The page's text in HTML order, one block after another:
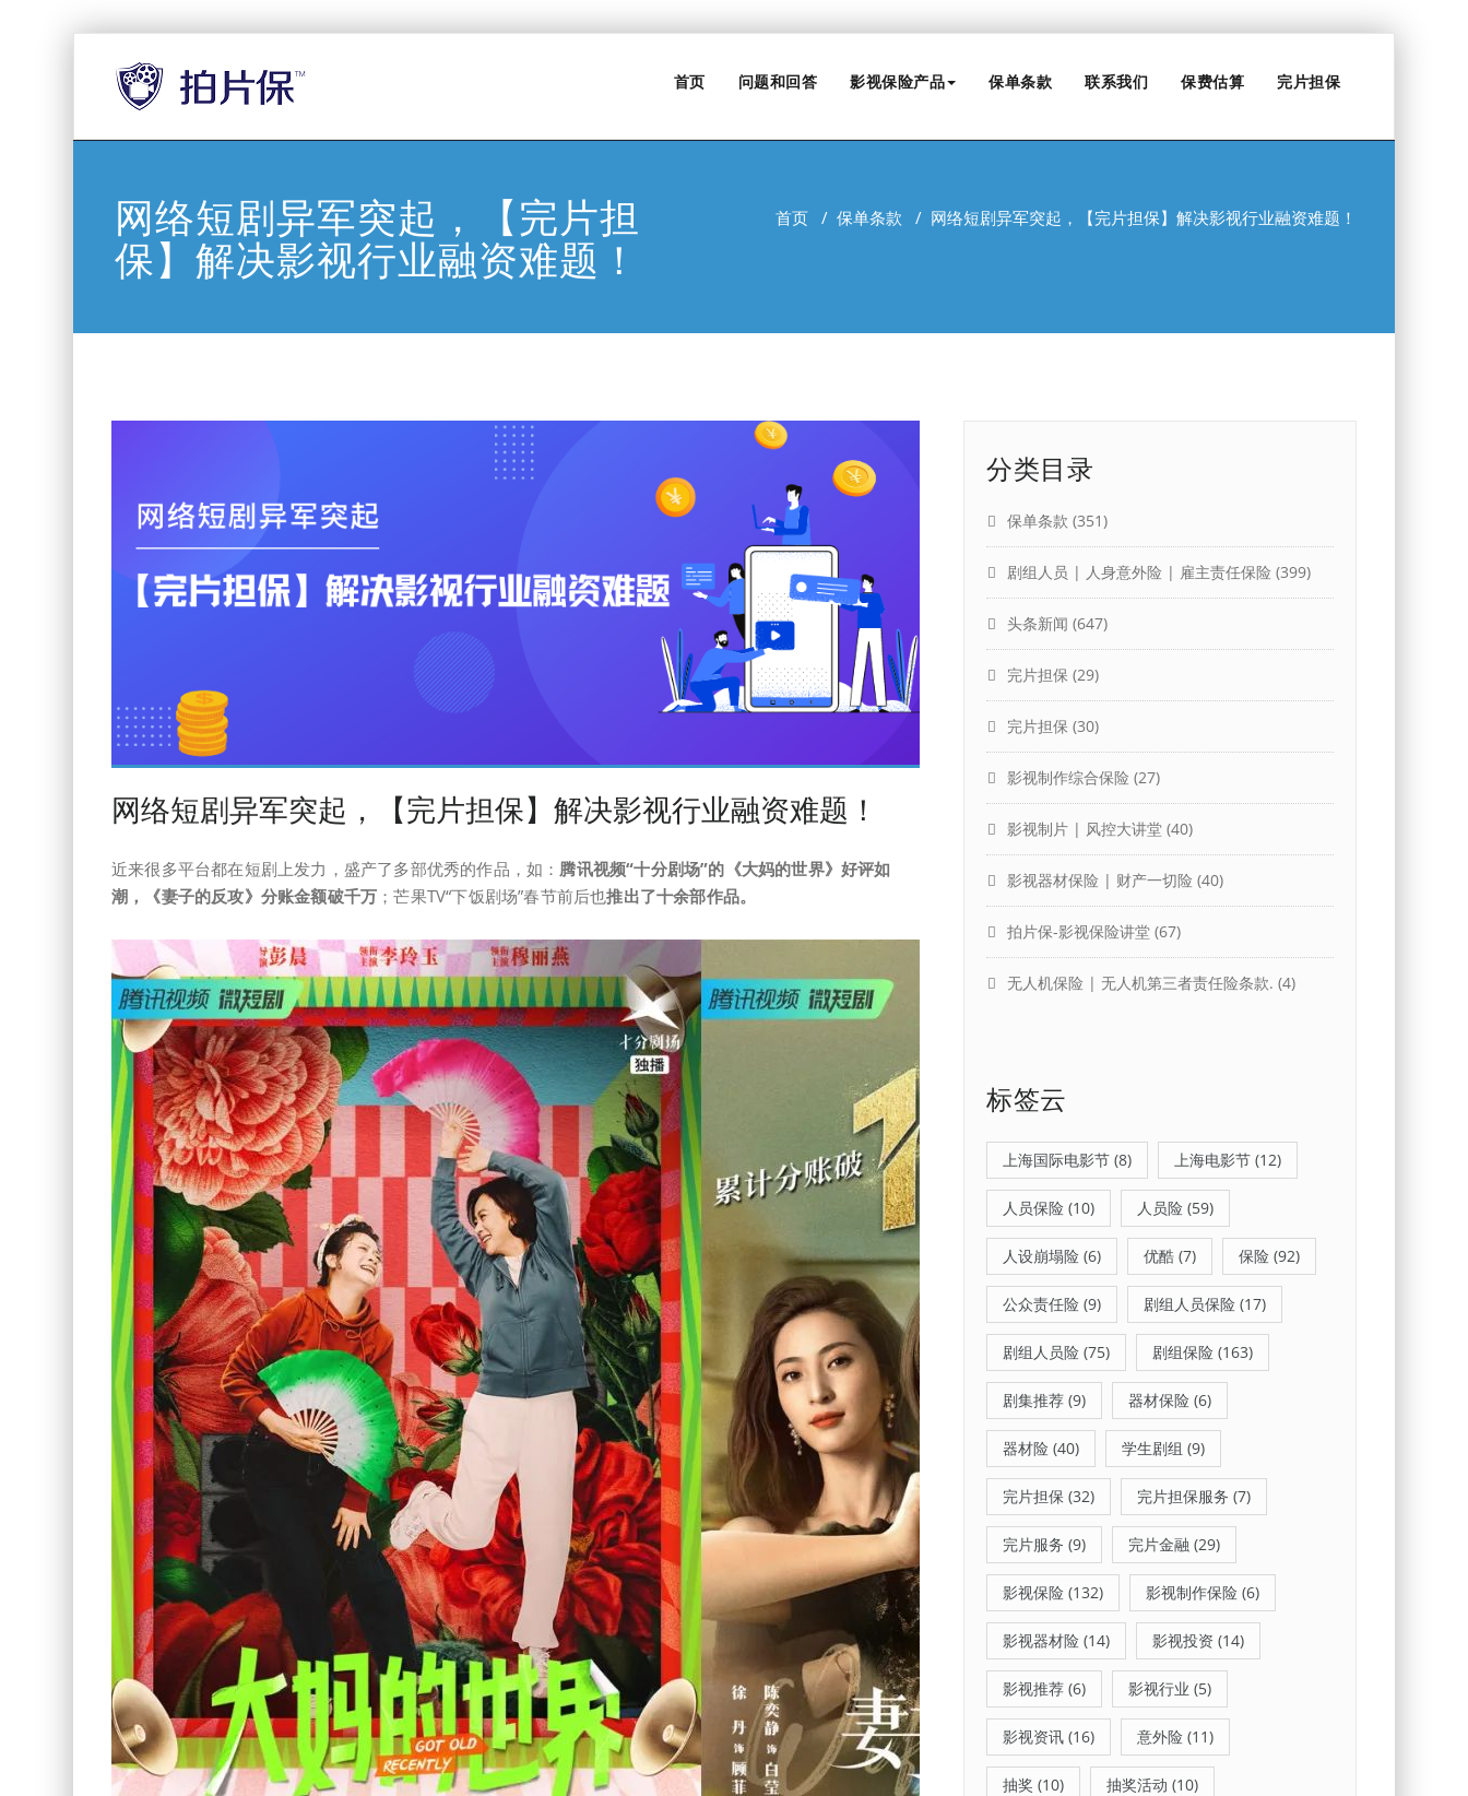
首页 问题和回答 影视保险产品 保单条款 联系我们 保费估算 完片担保
网络短剧异军突起，【完片担
保】解决影视行业融资难题！
首页 / 保单条款 / 网络短剧异军突起，【完片担保】解决影视行业融资难题！
网络短剧异军突起，【完片担保】解决影视行业融资难题！
近来很多平台都在短剧上发力，盛产了多部优秀的作品，如： 腾讯视频“十分剧场”的《大妈的世界》好评如
潮，《妻子的反攻》分账金额破千万 ；芒果TV“下饭剧场”春节前后也推出了十余部作品。
分类目录
保单条款 (351)
剧组人员 | 人身意外险 | 雇主责任保险 (399)
头条新闻 (647)
完片担保 (29)
完片担保 (30)
影视制作综合保险 (27)
影视制片 | 风控大讲堂 (40)
影视器材保险 | 财产一切险 (40)
拍片保-影视保险讲堂 (67)
无人机保险 | 无人机第三者责任险条款. (4)
标签云
上海国际电影节 (8) 上海电影节 (12)
人员保险 (10) 人员险 (59)
人设崩塌险 (6) 优酷 (7) 保险 (92)
公众责任险 (9) 剧组人员保险 (17)
剧组人员险 (75) 剧组保险 (163)
剧集推荐 (9) 器材保险 (6)
器材险 (40) 学生剧组 (9)
完片担保 (32) 完片担保服务 (7)
完片服务 (9) 完片金融 (29)
影视保险 (132) 影视制作保险 (6)
影视器材险 (14) 影视投资 (14)
影视推荐 (6) 影视行业 (5)
影视资讯 (16) 意外险 (11)
抽奖 (10) 抽奖活动 (10)